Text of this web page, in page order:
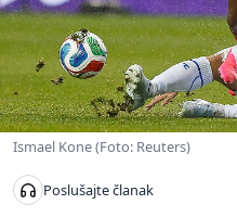
Ismael Kone (Foto: Reuters)
Poslušajte članak